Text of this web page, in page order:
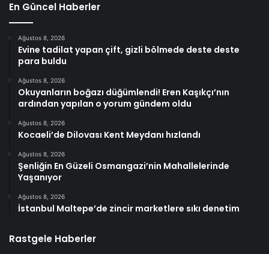
En Güncel Haberler
Ağustos 8, 2026
Evine tadilat yapan çift, gizli bölmede deste deste
para buldu
Ağustos 8, 2026
Okuyanların boğazı düğümlendi! Eren Kaşıkçı’nın
ardından yapılan o yorum gündem oldu
Ağustos 8, 2026
Kocaeli’de Dilovası Kent Meydanı hızlandı
Ağustos 8, 2026
Şenliğin En Güzeli Osmangazi’nin Mahallelerinde
Yaşanıyor
Ağustos 8, 2026
İstanbul Maltepe’de zincir marketlere sıkı denetim
Rastgele Haberler